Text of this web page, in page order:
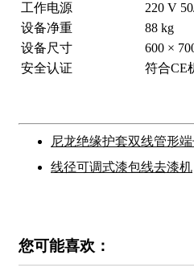
工作电源
220 V
设备净重
88 kg
设备尺寸
600 ×
安全认证
符合CE
尼龙绝缘护套双线管形端
线径可调式漆包线去漆机
您可能喜欢：